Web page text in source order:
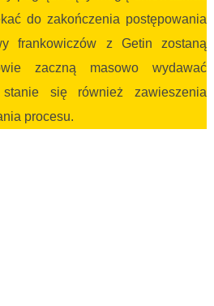
do zakończenia postępowania
frankowiczów z Getin zostaną
zaczną masowo wydawać
się również zawieszenia
procesu.